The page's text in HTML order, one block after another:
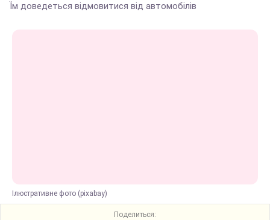
Їм доведеться відмовитися від автомобілів
Ілюстративне фото (pixabay)
Поделиться: